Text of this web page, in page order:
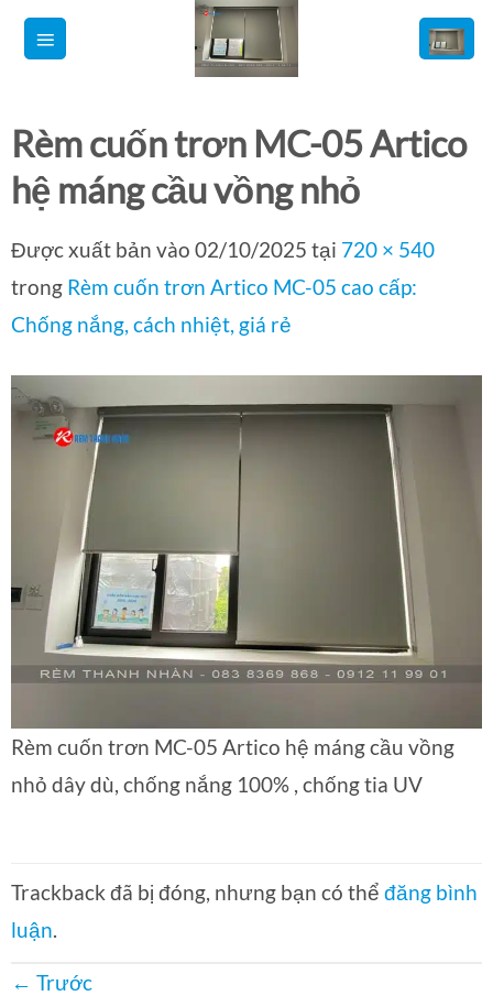
qua
dung
Rèm cuốn trơn MC-05 Artico
hệ máng cầu vồng nhỏ
Được xuất bản vào 02/10/2025 tại 720 × 540
trong Rèm cuốn trơn Artico MC-05 cao cấp:
Chống nắng, cách nhiệt, giá rẻ
Rèm cuốn trơn MC-05 Artico hệ máng cầu vồng
nhỏ dây dù, chống nắng 100% , chống tia UV
Trackback đã bị đóng, nhưng bạn có thể đăng bình
luận.
← Trước